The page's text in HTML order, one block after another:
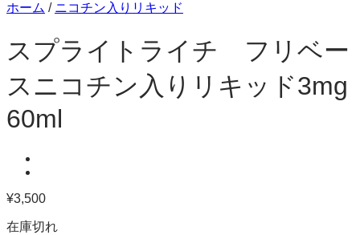
ホーム / ニコチン入りリキッド
スプライトライチ フリベー
スニコチン入りリキッド3mg
60ml
¥3,500
在庫切れ